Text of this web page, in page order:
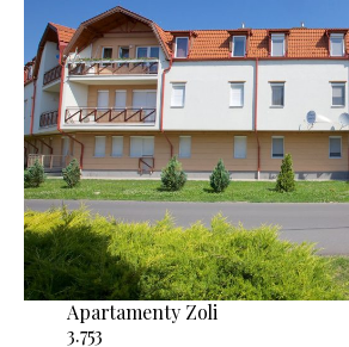
Apartamenty Zoli
3.753